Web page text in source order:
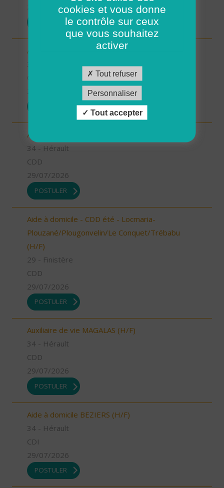
29/07/2026
Aide à domicile MAGALAS (H/F)
Aide Soignant à domicile CAPESTANG (H/F)
34 - Hérault
CDD
29/07/2026
POSTULER
Aide à domicile - CDD été - Locmaria-
Plouzané/Plougonvelin/Le Conquet/Trébabu
(H/F)
29 - Finistère
CDD
29/07/2026
POSTULER
Auxiliaire de vie MAGALAS (H/F)
34 - Hérault
CDD
29/07/2026
POSTULER
Aide à domicile BEZIERS (H/F)
34 - Hérault
CDI
29/07/2026
POSTULER
cookies et vous donne
le contrôle sur ceux
que vous souhaitez
activer
Tout refuser
Personnaliser
Tout accepter